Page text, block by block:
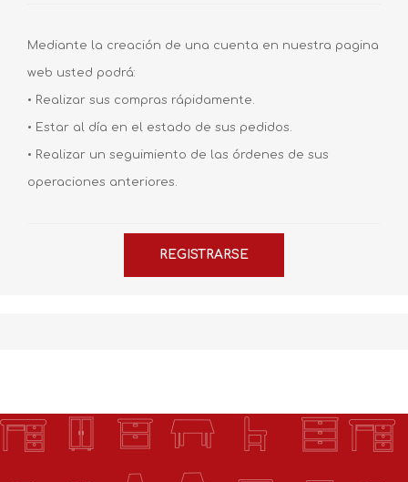
Mediante la creación de una cuenta en nuestra pagina
web usted podrá:
• Realizar sus compras rápidamente.
• Estar al día en el estado de sus pedidos.
• Realizar un seguimiento de las órdenes de sus
operaciones anteriores.